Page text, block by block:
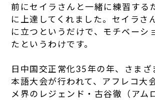
前にセイラさんと一緒に練習する
に上達してくれました。セイラさ
に立つというだけで、モチベーシ
たというわけです。
日中国交正常化35年の年、さまざ
本語大会が行われて、アフレコ大
メ界のレジェンド・古谷徹（アム